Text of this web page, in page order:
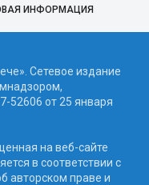
ИНФОРМАЦИЯ
Сетевое издание
52606 от 25 января
на веб-сайте
в соответствии с
авторском праве и